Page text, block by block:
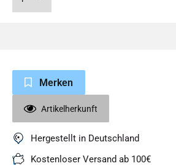
Merken
Artikelherkunft
Hergestellt in Deutschland
Kostenloser Versand ab 100€